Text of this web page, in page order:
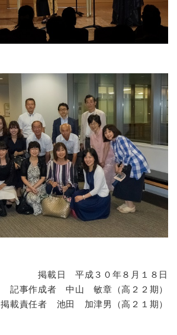
掲載日 平成３０年８月１８日
記事作成者 中山 敏章（高２２期）
掲載責任者 池田 加津男（高２１期）